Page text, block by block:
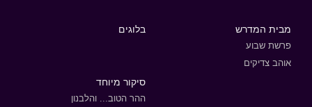
מבית המדרש
פרשת שבוע
אוהב צדיקים
בלוגים
סיקור מיוחד
ההר הטוב... והלבנון